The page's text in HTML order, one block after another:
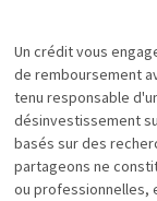
Un crédit vous
de remboursement
tenu responsable
désinvestissement
basés sur des
partageons ne
ou professionnelles,